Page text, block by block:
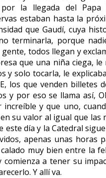
por la llegada del
estaban hasta la
que Gaudí, cuya
terminarla, porque
todos llegan y
que una niña ciega,
y solo tocarla, le
los que venden billetes
y por eso se llama así,
increíble y que uno,
su valor al igual que las
este día y la Catedral
apenas unas horas
muy bien entre la
comienza a tener su
Y allí va.